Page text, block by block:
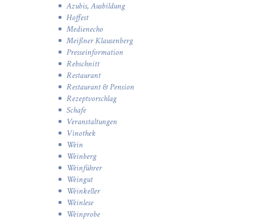
Azubis, Ausbildung
Hoffest
Medienecho
Meißner Klausenberg
Presseinformation
Rebschnitt
Restaurant
Restaurant & Pension
Rezeptvorschlag
Schafe
Veranstaltungen
Vinothek
Wein
Weinberg
Weinführer
Weingut
Weinkeller
Weinlese
Weinprobe